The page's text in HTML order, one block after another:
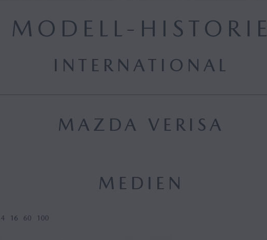
MODELL-HISTORIE
INTERNATIONAL
MAZDA VERISA
MEDIEN
4 16 60 100